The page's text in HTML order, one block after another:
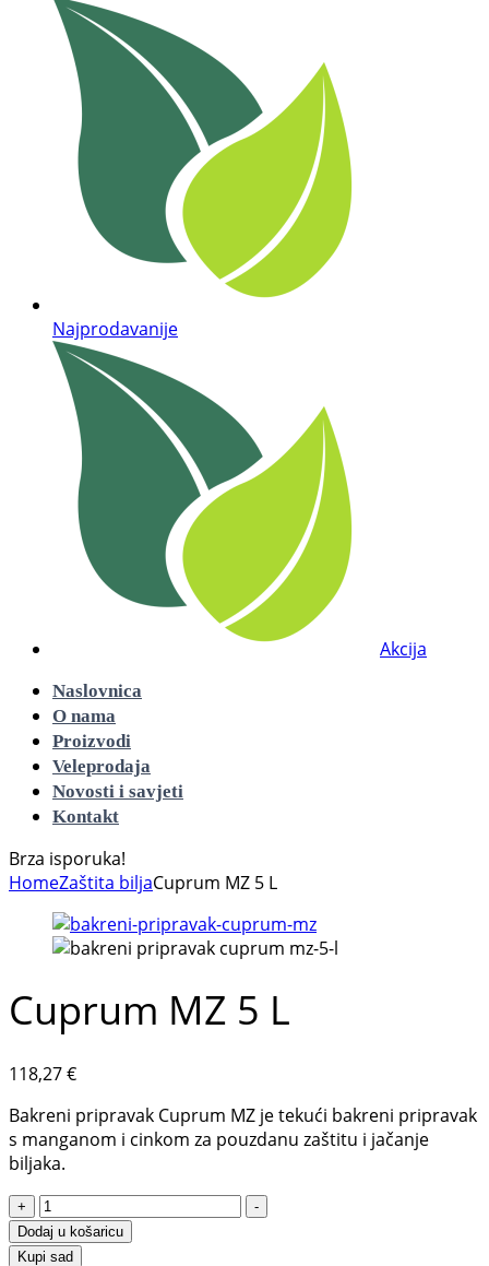
Najprodavanije
Akcija
Naslovnica
O nama
Proizvodi
Veleprodaja
Novosti i savjeti
Kontakt
Brza isporuka!
HomeZaštita biljaCuprum MZ 5 L
Cuprum MZ 5 L
118,27€
Bakreni pripravak Cuprum MZ je tekući bakreni pripravak
s manganom i cinkom za pouzdanu zaštitu i jačanje
biljaka.
+
-
Dodaj u košaricu
Kupi sad